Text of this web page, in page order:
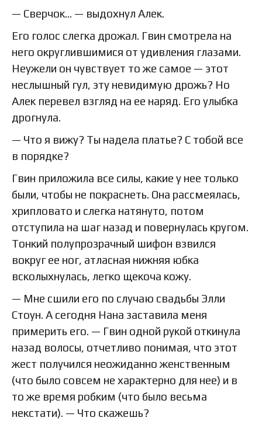
— Сверчок… — выдохнул Алек.
Его голос слегка дрожал. Гвин смотрела на
него округлившимися от удивления глазами.
Неужели он чувствует то же самое — этот
неслышный гул, эту невидимую дрожь? Но
Алек перевел взгляд на ее наряд. Его улыбка
дрогнула.
— Что я вижу? Ты надела платье? С тобой все
в порядке?
Гвин приложила все силы, какие у нее только
были, чтобы не покраснеть. Она рассмеялась,
хрипловато и слегка натянуто, потом
отступила на шаг назад и повернулась кругом.
Тонкий полупрозрачный шифон взвился
вокруг ее ног, атласная нижняя юбка
всколыхнулась, легко щекоча кожу.
— Мне сшили его по случаю свадьбы Элли
Стоун. А сегодня Нана заставила меня
примерить его. — Гвин одной рукой откинула
назад волосы, отчетливо понимая, что этот
жест получился неожиданно женственным
(что было совсем не характерно для нее) и в
то же время робким (что было весьма
некстати). — Что скажешь?